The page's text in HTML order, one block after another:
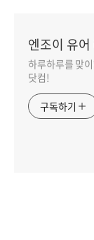
엔조이 유
하루하루를 맞
닷컴!
구독하기